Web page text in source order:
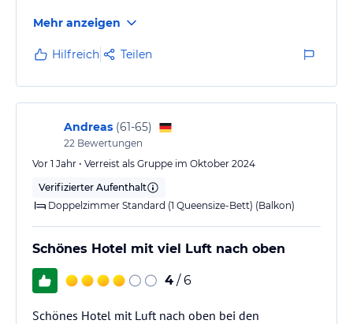
Pool liegt kann dir auf die nackte Haut sehen, es gibt
keinen Ruheraum für die Saunagäste. Es erinnert eher
an die alten Ostzeiten der 70'ger Jahre.
Die Zimmer sind schön groß und modern, allerdings
hört man den Strassenlärm und die Eisenbahn.
Mehr anzeigen
Hilfreich Teilen
Andreas (61-65)
22 Bewertungen
Vor 1 Jahr • Verreist als Gruppe im Oktober 2024
Verifizierter Aufenthalt
Doppelzimmer Standard (1 Queensize-Bett) (Balkon)
Schönes Hotel mit viel Luft nach oben
4 / 6
Schönes Hotel mit Luft nach oben bei den